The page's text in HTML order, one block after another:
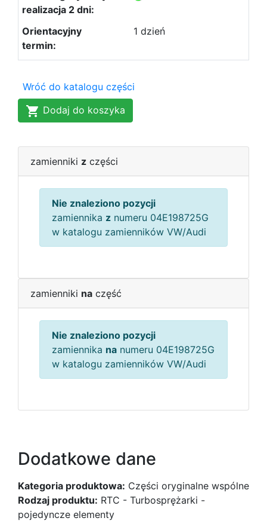
1 dzień
Wróć do katalogu części
Dodaj do koszyka
zamienniki z części
Nie znaleziono pozycji
zamiennika z numeru 04E198725G
w katalogu zamienników VW/Audi
zamienniki na część
Nie znaleziono pozycji
zamiennika na numeru 04E198725G
w katalogu zamienników VW/Audi
Dodatkowe dane
Kategoria produktowa: Części oryginalne wspólne
Rodzaj produktu: RTC - Turbosprężarki -
pojedyncze elementy